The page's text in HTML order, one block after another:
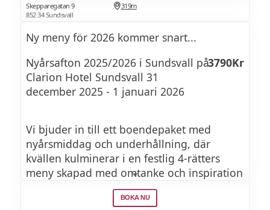
Skepparegatan 9
852 34 Sundsvall
319m
Ny meny för 2026 kommer snart...
Nyårsafton 2025/2026 i Sundsvall på
Clarion Hotel Sundsvall 31
december 2025 - 1 januari 2026
3790Kr
Vi bjuder in till ett boendepaket med
nyårsmiddag och underhållning, där
kvällen kulminerar i en festlig 4-rätters
meny skapad med omtanke och inspiration
från säsongens bästa råvaror följt av en
god natt sömn och hotellfrukost.
BOKA NU